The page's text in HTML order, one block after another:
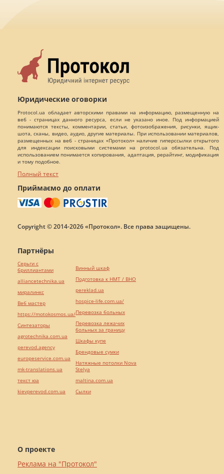
Юридические оговорки
Protocol.ua обладает авторскими правами на информацию, размещенную на
веб - страницах данного ресурса, если не указано иное. Под информацией
понимаются тексты, комментарии, статьи, фотоизображения, рисунки, ящик-
шота, сканы, видео, аудио, другие материалы. При использовании материалов,
размещенных на веб - страницах «Протокол» наличие гиперссылки открытого
для индексации поисковыми системами на protocol.ua обязательна. Под
использованием понимается копирования, адаптация, рерайтинг, модификация
и тому подобное.
Полный текст
Приймаємо до оплати
Copyright © 2014-2026 «Протокол». Все права защищены.
О проекте
Реклама на "Протокол"
Партнёры
Серьги с
бриллиантами
alliancetechnika.ua
миралинкс
Веб мастер
https://motokosmos.ua/
Синтезаторы
agrotechnika.com.ua
perevod.agency
europeservice.com.ua
mk-translations.ua
текст юа
kievperevod.com.ua
Винный шкаф
Подготовка к НМТ / ВНО
pereklad.ua
hospice-life.com.ua/
Перевозка больных
Перевозка лежачих
больных за границу
Шкафы купе
Брендовые сумки
Натяжные потолки Nova
Stelya
maltina.com.ua
Cылки